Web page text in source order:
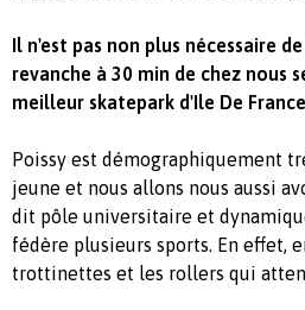
Il n'est pas non plus nécessaire
revanche à 30 min de chez nous
meilleur skatepark d'Ile De
Poissy est démographiquement
jeune et nous allons nous aussi
dit pôle universitaire et
fédère plusieurs sports. En effet,
trottinettes et les rollers qui